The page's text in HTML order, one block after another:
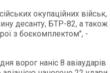
окупаційних військ,
десанту, БТР-82, а також
з боєкомплектом", -
ворог наніс 8 авіаударів